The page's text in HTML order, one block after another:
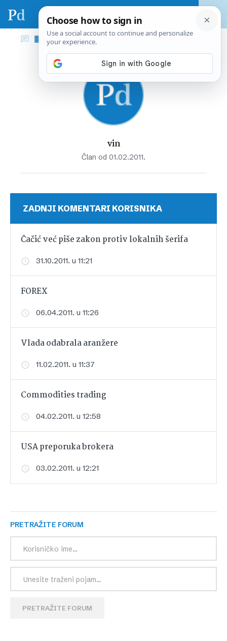
vin
Član od 01.02.2011.
ZADNJI KOMENTARI KORISNIKA
Čačić već piše zakon protiv lokalnih šerifa
31.10.2011. u 11:21
FOREX
06.04.2011. u 11:26
Vlada odabrala aranžere
11.02.2011. u 11:37
Commodities trading
04.02.2011. u 12:58
USA preporuka brokera
03.02.2011. u 12:21
PRETRAŽITE FORUM
PRETRAŽITE FORUM